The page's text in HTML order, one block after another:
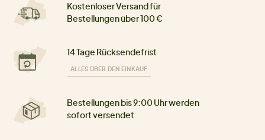
Kostenloser Versand für
Bestellungen über 100 €
14 Tage Rücksendefrist
ALLES ÜBER DEN EINKAUF
Bestellungen bis 9:00 Uhr werden
sofort versendet